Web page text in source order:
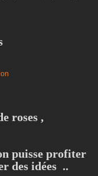
roses ,
puisse profiter
des idées ..